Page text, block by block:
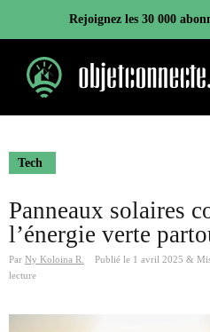
contenu
Rejoignez les 30 000
Tech
Panneaux solaires
l’énergie verte
Par Ny Koloina R. Publié le 1 avril 2025 &
lecture